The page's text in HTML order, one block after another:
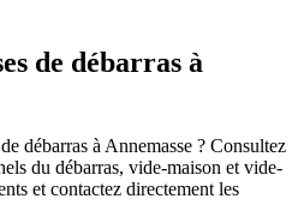
de débarras à
débarras à Annemasse ? Consultez
du débarras, vide-maison et vide-
et contactez directement les